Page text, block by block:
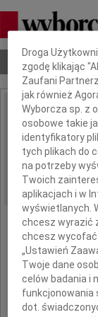
Nekrologi
IMIĘ I NAZWISKO:
REGION:
DATA EMISJI:
Dbamy o Twoją
Droga
zgodę klikając
Zaufani
jak również
Wyborcza sp. z
osobowe takie
identyfikatory
tych plikach do
na potrzeby
Twoich
aplikacjach i w
wyświetlanych.
chcesz wyrazić
chcesz wycofać
„Ustawień
Twoje dane
celów badania i
funkcjonowania
dot.